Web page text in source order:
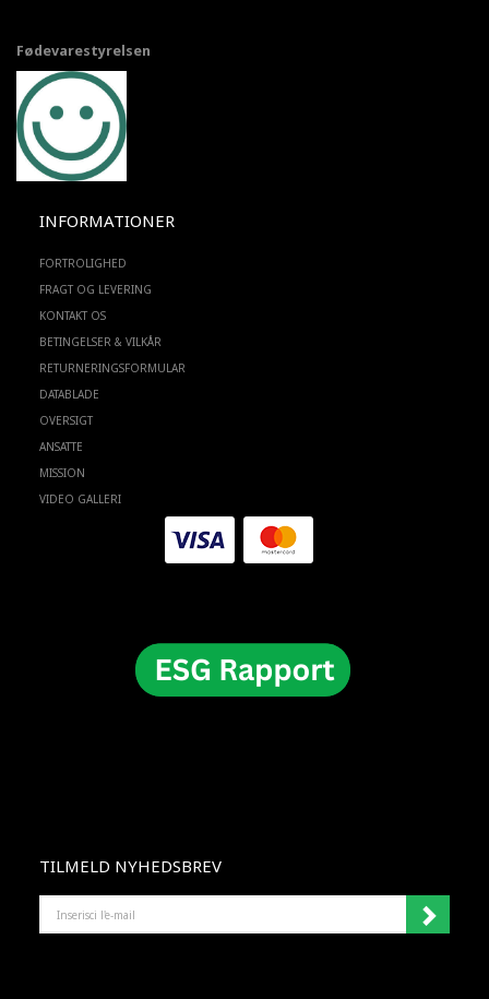
Fødevarestyrelsen
INFORMATIONER
FORTROLIGHED
FRAGT OG LEVERING
KONTAKT OS
BETINGELSER & VILKÅR
RETURNERINGSFORMULAR
DATABLADE
OVERSIGT
ANSATTE
MISSION
VIDEO GALLERI
TILMELD NYHEDSBREV
MAIL